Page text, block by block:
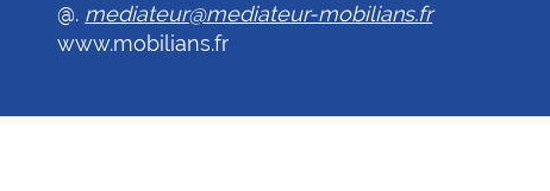
@. mediateur@mediateur-mobilians.fr
www.mobilians.fr